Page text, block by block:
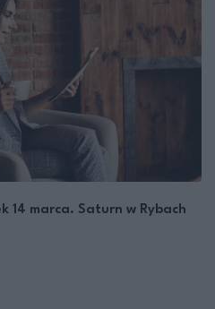
14 marca. Saturn w Rybach